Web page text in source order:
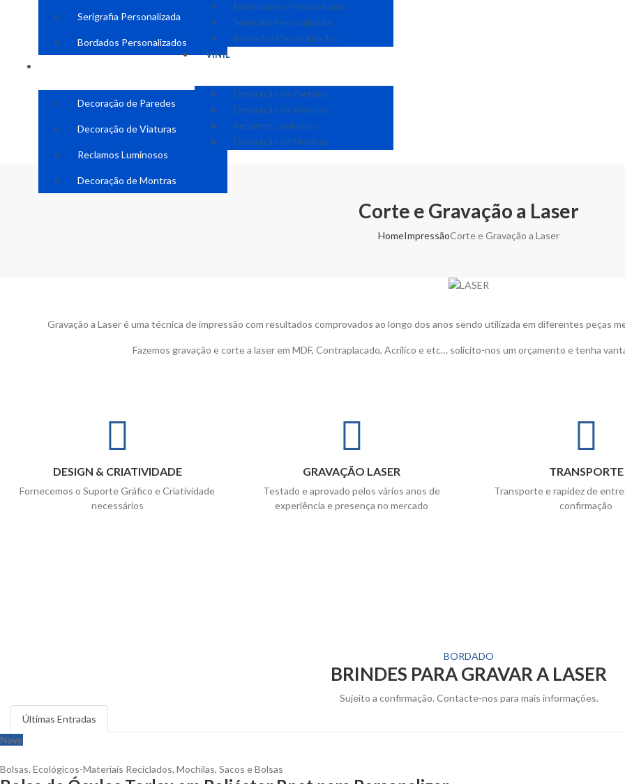
Serigrafia Personalizada
Bordados Personalizados
Decoração de Paredes
Decoração de Viaturas
Reclamos Luminosos
Decoração de Montras
Estampagem Personalizada
Serigrafia Personalizada
Bordados Personalizados
VINIL
Decoração de Paredes
Decoração de Viaturas
Reclamos Luminosos
Decoração de Montras
Corte e Gravação a Laser
HomeImpressãoCorte e Gravação a Laser
Gravação a Laser é uma técnica de impressão com resultados comprovados ao longo dos anos sendo utilizada em diferentes peças
Fazemos gravação e corte a laser em MDF, Contraplacado, Acrílico e etc… solicito-nos um orçamento e tenha
DESIGN & CRIATIVIDADE
Fornecemos o Suporte Gráfico e Criatividade
necessários
GRAVAÇÃO LASER
Testado e aprovado pelos vários anos de
experiência e presença no mercado
TRANSPORTE
Transporte e rapidez de
confirmação
BORDADO
BRINDES PARA GRAVAR A LASER
Sujeito a confirmação. Contacte-nos para mais informações.
Últimas Entradas
Novo
Bolsas, Ecológicos-Materiais Reciclados, Mochilas, Sacos e Bolsas